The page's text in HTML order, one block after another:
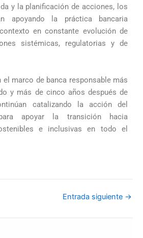
y la planificación de acciones, los
apoyando la práctica bancaria
en constante evolución de
sistémicas, regulatorias y de
el marco de banca responsable más
y más de cinco años después de
catalizando la acción del
apoyar la transición hacia
e inclusivas en todo el
Entrada siguiente →